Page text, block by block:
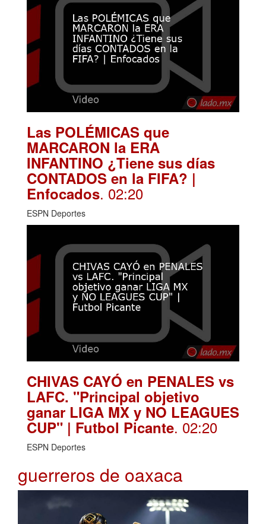
Las POLÉMICAS que
MARCARON la ERA
INFANTINO ¿Tiene sus días
CONTADOS en la FIFA? |
Enfocados. 02:20
ESPN Deportes
CHIVAS CAYÓ en PENALES vs
LAFC. "Principal objetivo
ganar LIGA MX y NO LEAGUES
CUP" | Futbol Picante. 02:20
ESPN Deportes
guerreros de oaxaca